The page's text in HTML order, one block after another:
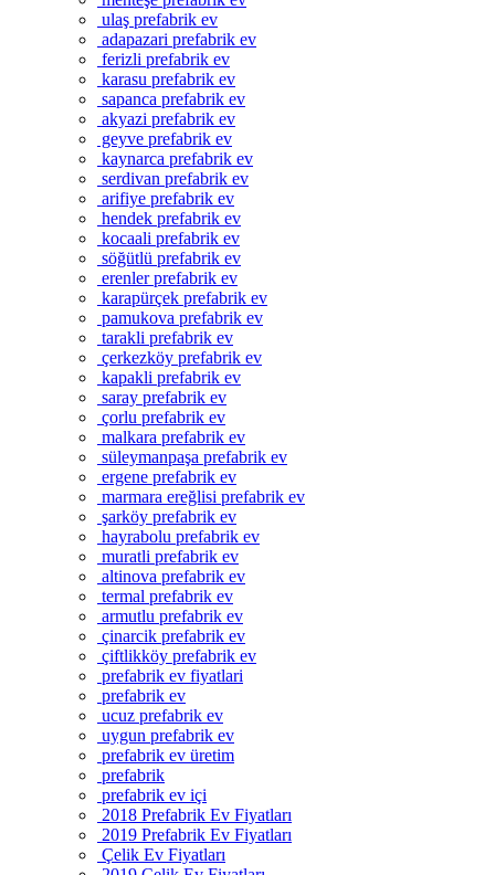
ulaş prefabrik ev
adapazari prefabrik ev
ferizli prefabrik ev
karasu prefabrik ev
sapanca prefabrik ev
akyazi prefabrik ev
geyve prefabrik ev
kaynarca prefabrik ev
serdivan prefabrik ev
arifiye prefabrik ev
hendek prefabrik ev
kocaali prefabrik ev
söğütlü prefabrik ev
erenler prefabrik ev
karapürçek prefabrik ev
pamukova prefabrik ev
tarakli prefabrik ev
çerkezköy prefabrik ev
kapakli prefabrik ev
saray prefabrik ev
çorlu prefabrik ev
malkara prefabrik ev
süleymanpaşa prefabrik ev
ergene prefabrik ev
marmara ereğlisi prefabrik ev
şarköy prefabrik ev
hayrabolu prefabrik ev
muratli prefabrik ev
altinova prefabrik ev
termal prefabrik ev
armutlu prefabrik ev
çinarcik prefabrik ev
çiftlikköy prefabrik ev
prefabrik ev fiyatlari
prefabrik ev
ucuz prefabrik ev
uygun prefabrik ev
prefabrik ev üretim
prefabrik
prefabrik ev içi
2018 Prefabrik Ev Fiyatları
2019 Prefabrik Ev Fiyatları
Çelik Ev Fiyatları